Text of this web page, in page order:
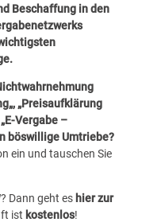
Beschaffung in den
„, „Preisaufklärung
„E-Vergabe –
böswillige Umtriebe?
ein und tauschen Sie
Dann geht es hier zur
ist kostenlos!